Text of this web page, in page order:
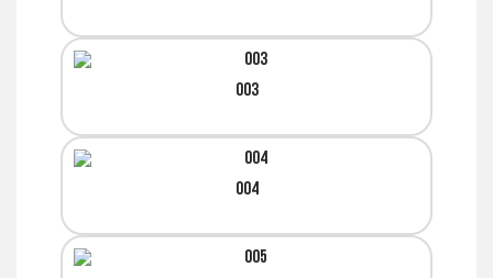
003
004